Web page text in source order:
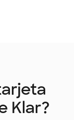
Klar?